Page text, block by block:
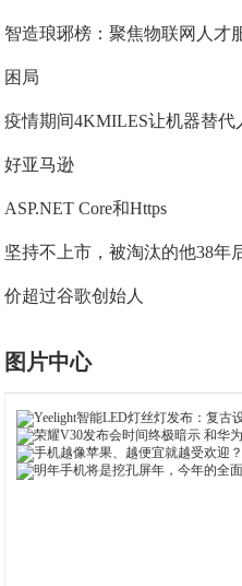
智造琅琊榜：聚焦物联网人才
困局
疫情期间4KMILES让机器替代
好亚马逊
ASP.NET Core和Https
坚持不上市，被淘汰的他38年
价超过谷歌创始人
图片中心